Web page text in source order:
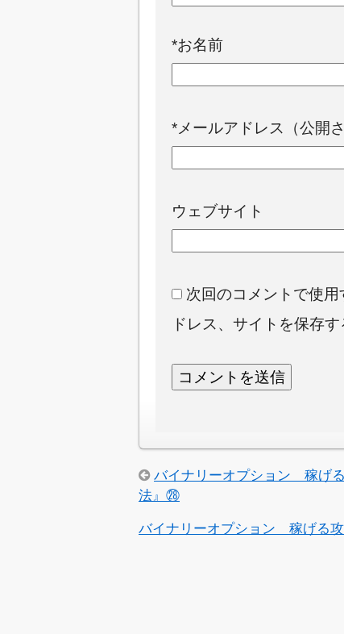
*お名前
*メールアドレス（公開
ウェブサイト
次回のコメントで使
ドレス、サイトを保存す
バイナリーオプション 稼げ
法』㉘
バイナリーオプション 稼げる